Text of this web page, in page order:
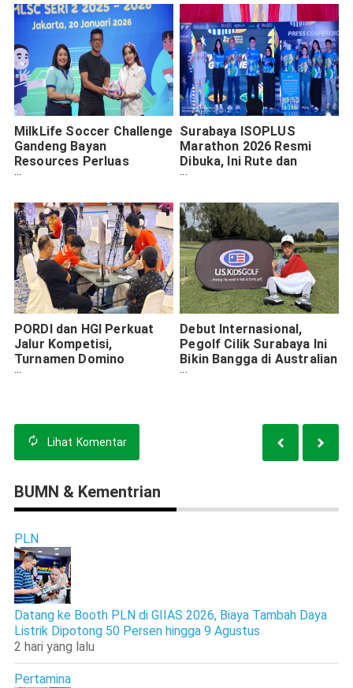
MilkLife Soccer Challenge
Gandeng Bayan
Resources Perluas
Turnamen dan Pembinaan
Kalimantan
Surabaya ISOPLUS
Marathon 2026 Resmi
Dibuka, Ini Rute dan
Pilihan Kategorinya
PORDI dan HGI Perkuat
Jalur Kompetisi,
Turnamen Domino
Surabaya 2026 Diserbu
Debut Internasional,
Pegolf Cilik Surabaya Ini
Bikin Bangga di Australian
Master 2026
Lihat Komentar
BUMN & Kementrian
PLN
Datang ke Booth PLN di GIIAS 2026, Biaya Tambah Daya
Listrik Dipotong 50 Persen hingga 9 Agustus
2 hari yang lalu
Pertamina